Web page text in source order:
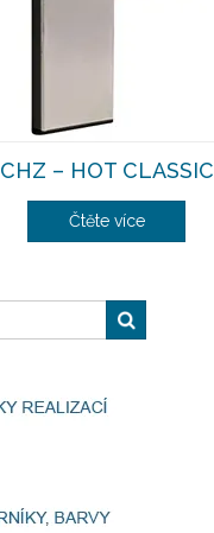
CHZ – HOT CLASSIC
Čtěte více